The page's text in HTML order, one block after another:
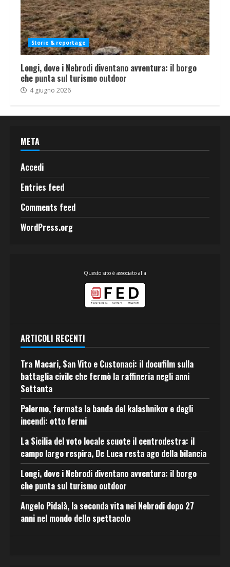
Storie & reportage
Longi, dove i Nebrodi diventano avventura: il borgo
che punta sul turismo outdoor
4 giugno 2026
META
Accedi
Entries feed
Comments feed
WordPress.org
Questo sito è associato alla
ARTICOLI RECENTI
Tra Macari, San Vito e Custonaci: il docufilm sulla
battaglia civile che fermò la raffineria negli anni
Settanta
Palermo, fermata la banda del kalashnikov e degli
incendi: otto fermi
La Sicilia del voto locale scuote il centrodestra: il
campo largo respira, De Luca resta ago della bilancia
Longi, dove i Nebrodi diventano avventura: il borgo
che punta sul turismo outdoor
Angelo Pidalà, la seconda vita nei Nebrodi dopo 27
anni nel mondo dello spettacolo